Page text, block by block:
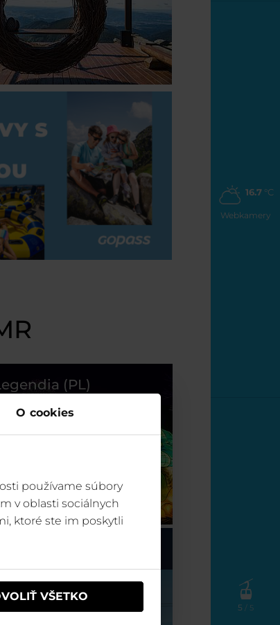
O cookies
používame súbory
v oblasti sociálnych
ktoré ste im poskytli
VŠETKO
16.7 °C
Webkamery
5 / 5
(PL)